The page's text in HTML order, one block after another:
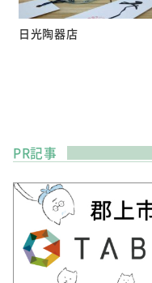
日光陶器店
PR記事